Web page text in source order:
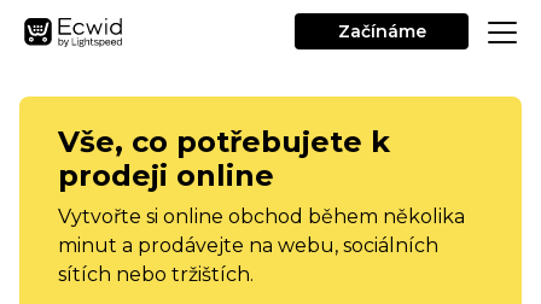
Začínáme
Vše, co potřebujete k
prodeji online
Vytvořte si online obchod během několika
minut a prodávejte na webu, sociálních
sítích nebo tržištích.